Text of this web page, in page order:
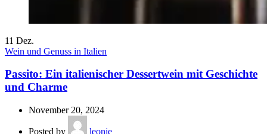
11 Dez.
Wein und Genuss in Italien
Passito: Ein italienischer Dessertwein mit Geschichte
und Charme
November 20, 2024
Posted by
leonie